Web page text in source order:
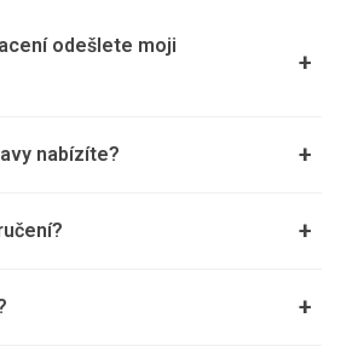
odešlete moji
+
nabízíte? +
+
+